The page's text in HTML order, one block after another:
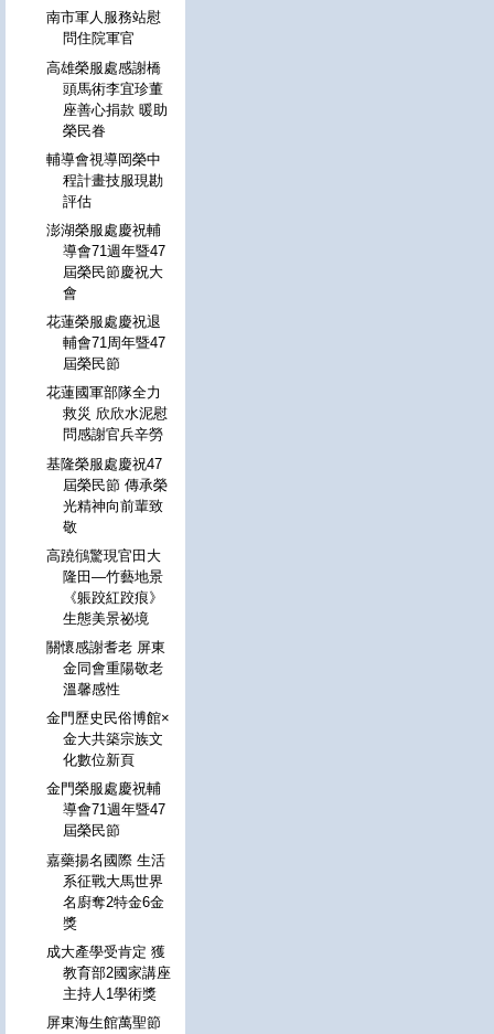
南市軍人服務站慰
問住院軍官
高雄榮服處感謝橋
頭馬術李宜珍董
座善心捐款 暖助
榮民眷
輔導會視導岡榮中
程計畫技服現勘
評估
澎湖榮服處慶祝輔
導會71週年暨47
屆榮民節慶祝大
會
花蓮榮服處慶祝退
輔會71周年暨47
屆榮民節
花蓮國軍部隊全力
救災 欣欣水泥慰
問感謝官兵辛勞
基隆榮服處慶祝47
屆榮民節 傳承榮
光精神向前輩致
敬
高蹺鴴驚現官田大
隆田—竹藝地景
《躼跤紅跤痕》
生態美景祕境
關懷感謝耆老 屏東
金同會重陽敬老
溫馨感性
金門歷史民俗博館×
金大共築宗族文
化數位新頁
金門榮服處慶祝輔
導會71週年暨47
屆榮民節
嘉藥揚名國際 生活
系征戰大馬世界
名廚奪2特金6金
獎
成大產學受肯定 獲
教育部2國家講座
主持人1學術獎
屏東海生館萬聖節